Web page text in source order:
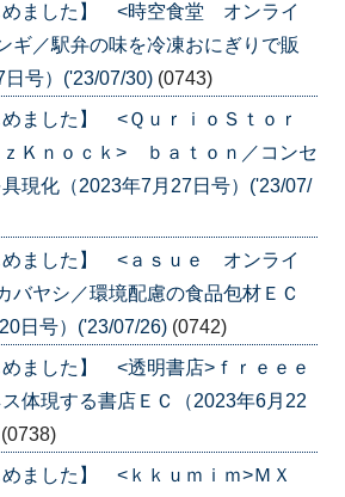
めました】 <時空食堂 オンライ
／駅弁の味を冷凍おにぎりで販
号）('23/07/30) (0743)
ました】 <ＱｕｒｉｏＳｔｏｒ
Ｋｎｏｃｋ> ｂａｔｏｎ／コンセ
現化（2023年7月27日号）('23/07/
めました】 <ａｓｕｅ オンライ
ヤシ／環境配慮の食品包材ＥＣ
日号）('23/07/26) (0742)
ました】 <透明書店>ｆｒｅｅｅ
体現する書店ＥＣ（2023年6月22
(0738)
ました】 <ｋｋｕｍｉｍ>ＭＸ